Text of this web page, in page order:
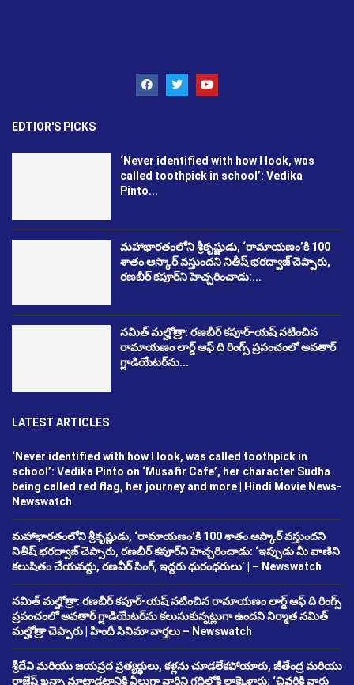
EDTIOR'S PICKS
‘Never identified with how I look, was
called toothpick in school’: Vedika
Pinto...
మహాభారతంలోని శ్రీకృష్ణుడు, ‘రామాయణం’కి 100
శాతం ఆస్కార్ వస్తుందని నితీష్ భరద్వాజ్ చెప్పారు,
రణబీర్ కపూర్‌ని హెచ్చరించాడు:...
నమిత్ మల్హోత్రా: రణబీర్ కపూర్-యష్ నటించిన
రామాయణం లార్డ్ ఆఫ్ ది రింగ్స్ ప్రపంచంలో అవతార్
గ్లాడియేటర్‌ను...
LATEST ARTICLES
‘Never identified with how I look, was called toothpick in
school’: Vedika Pinto on ‘Musafir Cafe’, her character Sudha
being called red flag, her journey and more | Hindi Movie News-
Newswatch
మహాభారతంలోని శ్రీకృష్ణుడు, ‘రామాయణం’కి 100 శాతం ఆస్కార్ వస్తుందని
నితీష్ భరద్వాజ్ చెప్పారు, రణబీర్ కపూర్‌ని హెచ్చరించాడు: ‘ఇప్పుడు మీ వాణిని
కలుషితం చేయవద్దు, రణవీర్ సింగ్, ఇద్దరు ధురంధరులు’ | – Newswatch
నమిత్ మల్హోత్రా: రణబీర్ కపూర్-యష్ నటించిన రామాయణం లార్డ్ ఆఫ్ ది రింగ్స్
ప్రపంచంలో అవతార్ గ్లాడియేటర్‌ను కలుసుకున్నట్లుగా ఉందని నిర్మాత నమిత్
మల్హోత్రా చెప్పారు | హిందీ సినిమా వార్తలు – Newswatch
శ్రీదేవి మరియు జయప్రద ప్రత్యర్థులు, కళ్లను చూడలేకపోయారు, జీతేంద్ర మరియు
రాజేష్ ఖన్నా మాట్లాడటానికి వీలుగా వారిని గదిలోకి లాక్కెళ్లారు: ‘చివరికి వారు